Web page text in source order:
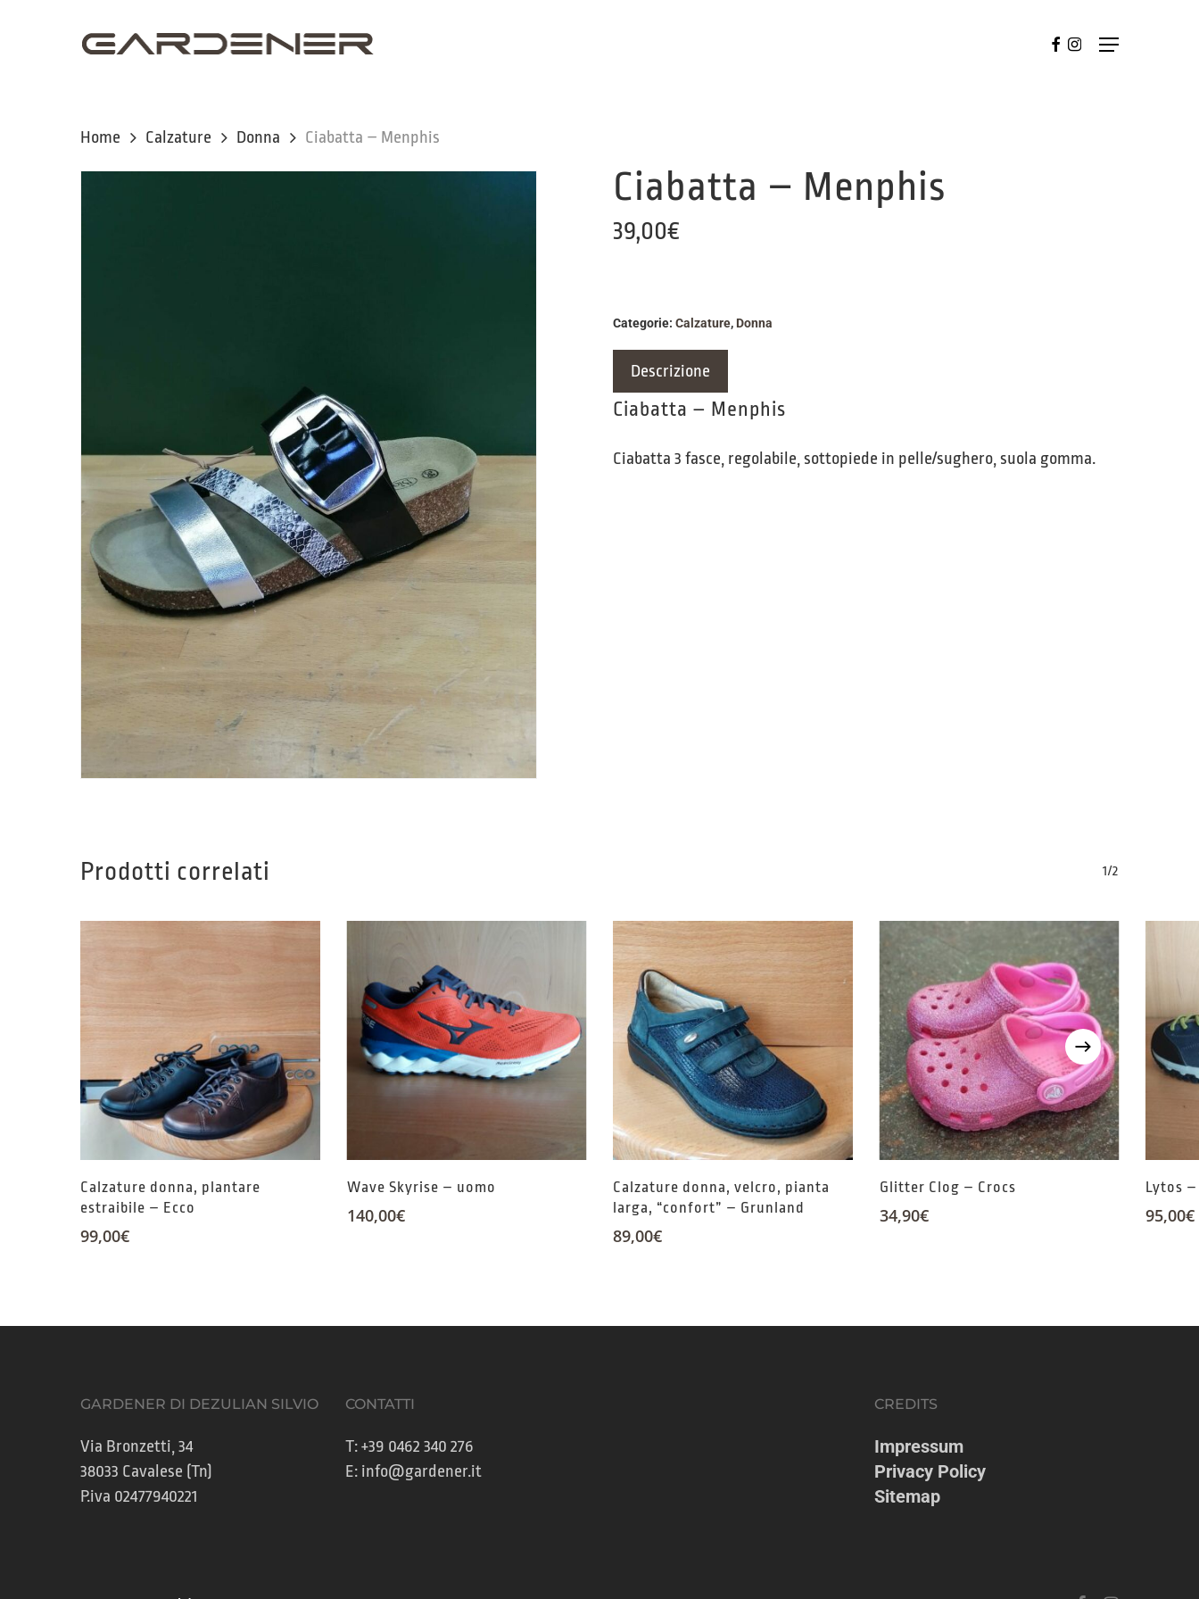
Menu
FACEBOOK
INSTAGRAM
Home Calzature Donna Ciabatta – Menphis
Ciabatta – Menphis
39,00€
Categorie: Calzature, Donna
Descrizione
Ciabatta – Menphis
Ciabatta 3 fasce, regolabile, sottopiede in pelle/sughero, suola gomma.
Prodotti correlati 1/2
Calzature donna, plantare
estraibile – Ecco
99,00€
Wave Skyrise – uomo
140,00€
Calzature donna, velcro, pianta
larga, “confort” – Grunland
89,00€
Glitter Clog – Crocs
34,90€
Lytos
95,00€
GARDENER DI DEZULIAN SILVIO
Via Bronzetti, 34
38033 Cavalese (Tn)
P.iva 02477940221
CONTATTI
T:+39 0462 340 276
E: info@gardener.it
CREDITS
Impressum
Privacy Policy
Sitemap